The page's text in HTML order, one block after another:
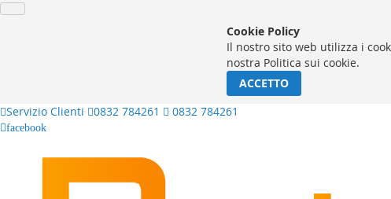
Cookie Policy
Il nostro sito web utilizza i
nostra Politica sui cookie.
ACCETTO
Servizio Clienti
0832 784261 0832 784261
facebook